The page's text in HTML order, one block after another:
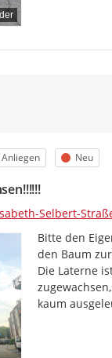
Status
Neu
Selbert-
Bitte den
den Baum
Die Laterne
kaum